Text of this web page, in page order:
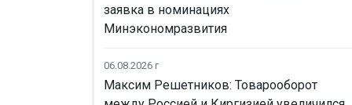
заявка в номинациях
Минэкономразвития
06.08.2026 г
Максим Решетников: Товарооборот